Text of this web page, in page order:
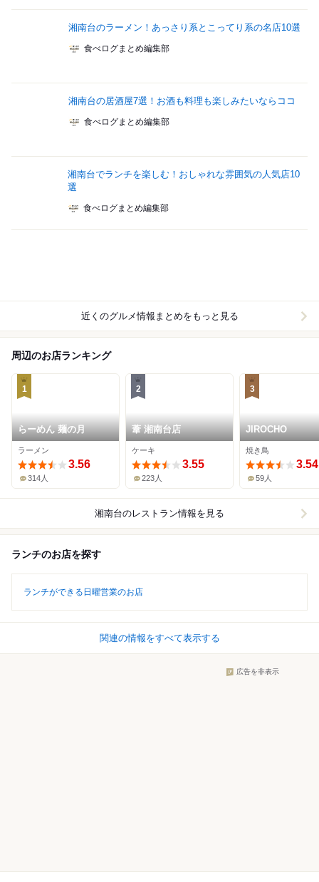
湘南台のラーメン！あっさり系とこってり系の名店10選
食べログまとめ編集部
湘南台の居酒屋7選！お酒も料理も楽しみたいならココ
食べログまとめ編集部
湘南台でランチを楽しむ！おしゃれな雰囲気の人気店10
選
食べログまとめ編集部
近くのグルメ情報まとめをもっと見る
周辺のお店ランキング
1
らーめん 麺の月
ラーメン
3.56
314人
2
葦 湘南台店
ケーキ
3.55
223人
3
JIROCHO
焼き鳥
3.54
59人
湘南台のレストラン情報を見る
ランチのお店を探す
ランチができる日曜営業のお店
関連の情報をすべて表示する
広告を非表示